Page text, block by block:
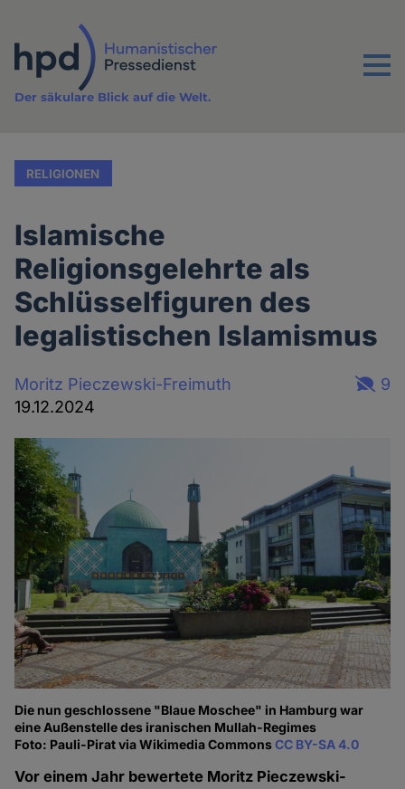
Inhalt
Menu
Der säkulare Blick auf die Welt.
RELIGIONEN
Islamische
Religionsgelehrte als
Schlüsselfiguren des
legalistischen Islamismus
Moritz Pieczewski-Freimuth
19.12.2024
9
Die nun geschlossene "Blaue Moschee" in Hamburg war
eine Außenstelle des iranischen Mullah-Regimes
Foto: Pauli-Pirat via Wikimedia CommonsCC BY-SA 4.0
Vor einem Jahr bewertete Moritz Pieczewski-